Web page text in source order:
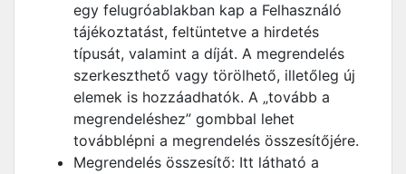
egy felugróablakban kap a Felhasználó
tájékoztatást, feltüntetve a hirdetés
típusát, valamint a díját. A megrendelés
szerkeszthető vagy törölhető, illetőleg új
elemek is hozzáadhatók. A „tovább a
megrendeléshez” gombbal lehet
továbblépni a megrendelés összesítőjére.
Megrendelés összesítő: Itt látható a